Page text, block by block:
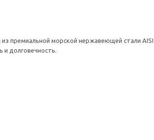
премиальной морской нержавеющей стали
и долговечность.